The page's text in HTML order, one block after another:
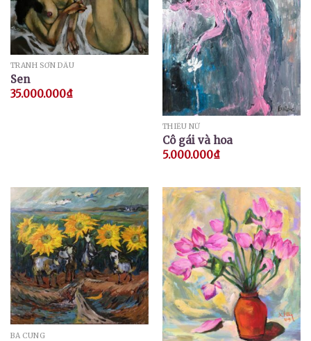
TRANH SƠN DẦU
Sen
35.000.000₫
THIẾU NỮ
Cô gái và hoa
5.000.000₫
BÁ CUNG